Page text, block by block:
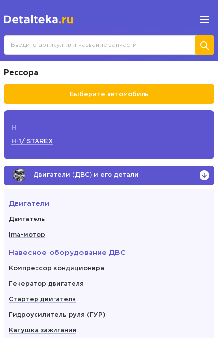
Рессора
Выберите автомобиль
H
H-1/ STAREX
Двигатели (ДВС) и его детали
Двигатели
Двигатель
Ima-мотор
Навесное оборудование ДВС
Компрессор кондиционера
Генератор двигателя
Стартер двигателя
Гидроусилитель руля (ГУР)
Катушка зажигания